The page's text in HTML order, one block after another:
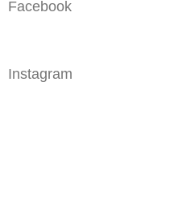
Facebook
Instagram